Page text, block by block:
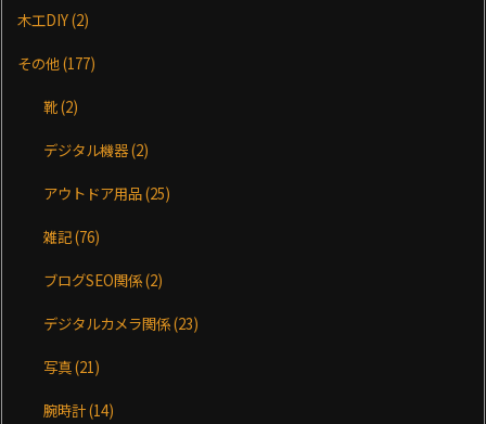
木工DIY(2)
その他(177)
靴(2)
デジタル機器(2)
アウトドア用品(25)
雑記(76)
ブログSEO関係(2)
デジタルカメラ関係(23)
写真(21)
腕時計(14)